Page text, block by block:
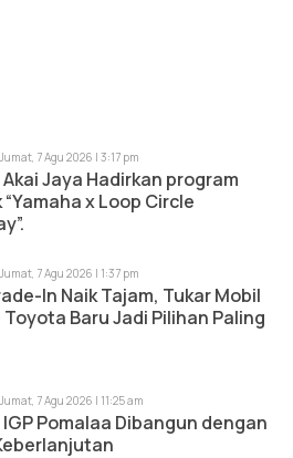
Jumat, 7 Agu 2026 | 3:17 pm
Jaya Hadirkan program
x Loop Circle
Jumat, 7 Agu 2026 | 1:37 pm
In Naik Tajam, Tukar Mobil
Toyota Baru Jadi Pilihan Paling
Jumat, 7 Agu 2026 | 11:25 am
IGP Pomalaa Dibangun dengan